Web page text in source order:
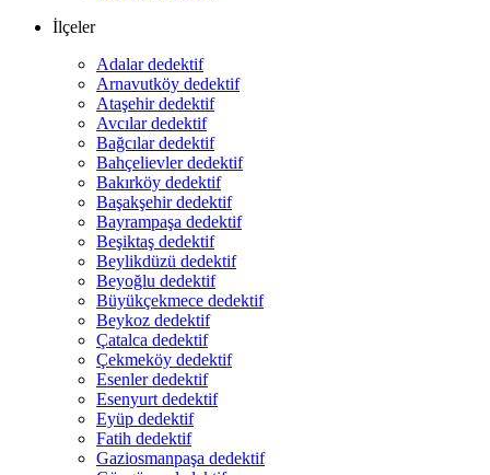
İlçeler
Adalar dedektif
Arnavutköy dedektif
Ataşehir dedektif
Avcılar dedektif
Bağcılar dedektif
Bahçelievler dedektif
Bakırköy dedektif
Başakşehir dedektif
Bayrampaşa dedektif
Beşiktaş dedektif
Beylikdüzü dedektif
Beyoğlu dedektif
Büyükçekmece dedektif
Beykoz dedektif
Çatalca dedektif
Çekmeköy dedektif
Esenler dedektif
Esenyurt dedektif
Eyüp dedektif
Fatih dedektif
Gaziosmanpaşa dedektif